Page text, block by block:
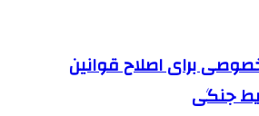
برای اصلاح قوانین
جنگی